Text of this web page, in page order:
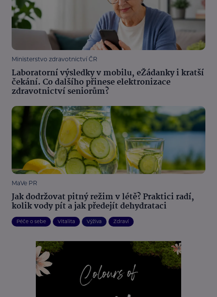
Ministerstvo zdravotnictví ČR
Laboratorní výsledky v mobilu, eŽádanky i kratší
čekání. Co dalšího přinese elektronizace
zdravotnictví seniorům?
MaVe PR
Jak dodržovat pitný režim v létě? Praktici radí,
kolik vody pít a jak předejít dehydrataci
Péče o sebe Vitalita Výživa Zdraví